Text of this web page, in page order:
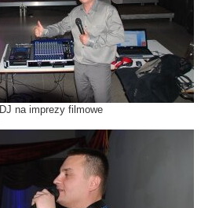
DJ na imprezy filmowe